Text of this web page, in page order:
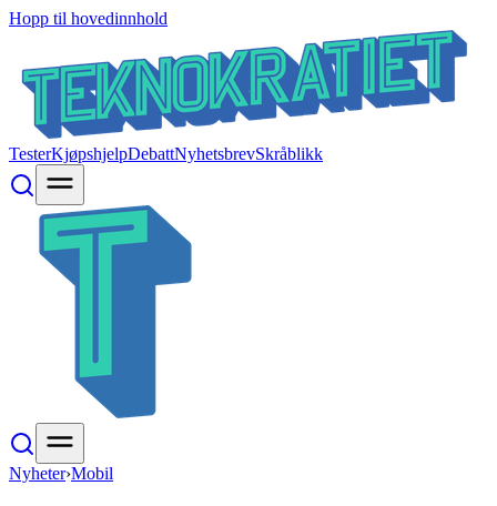
Hopp til hovedinnhold
TesterKjøpshjelpDebattNyhetsbrevSkråblikk
Nyheter›Mobil